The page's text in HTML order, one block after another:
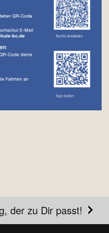
der zu Dir passt!